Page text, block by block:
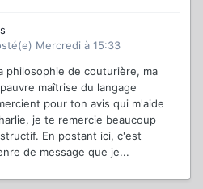
Mercredi à 15:33
philosophie de couturière, ma
maîtrise du langage
pour ton avis qui m'aide
je te remercie beaucoup
En postant ici, c'est
de message que je...